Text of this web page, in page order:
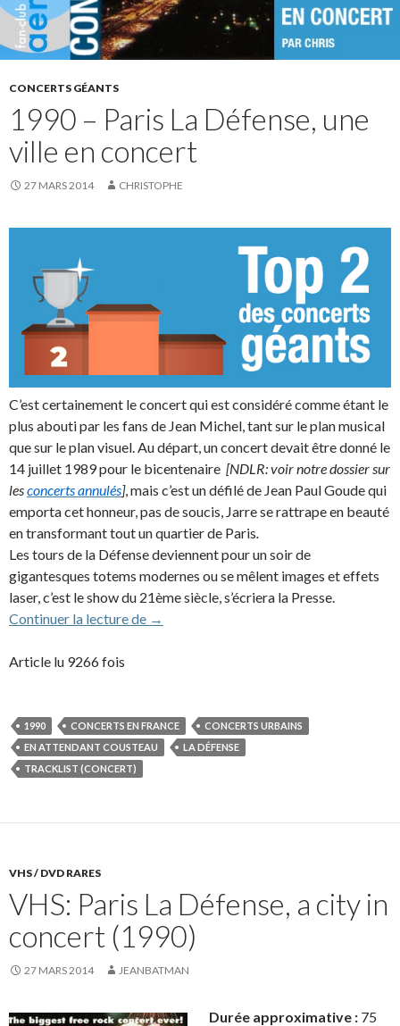
CONCERTS GÉANTS
1990 – Paris La Défense, une
ville en concert
27 MARS 2014 CHRISTOPHE
C’est certainement le concert qui est considéré comme étant le
plus abouti par les fans de Jean Michel, tant sur le plan musical
que sur le plan visuel. Au départ, un concert devait être donné le
14 juillet 1989 pour le bicentenaire [NDLR: voir notre dossier sur
lesconcerts annulés], mais c’est un défilé de Jean Paul Goude qui
emporta cet honneur, pas de soucis, Jarre se rattrape en beauté
en transformant tout un quartier de Paris
Les tours de la Défense deviennent pour un soir de
gigantesques totems modernes ou se mêlent images et effets
laser, c’est le show du 21ème siècle, s’écriera la Presse.
Continuer la lecture de
1990 – Paris La Défense, une ville en
→
Article lu 9266 fois
1990 CONCERTS EN FRANCE
CONCERTS URBAINS
EN ATTENDANT COUSTEAU
LA DÉFENSE
TRACKLIST (CONCERT)
VHS / DVD RARES
VHS: Paris La Défense, a city in
concert (1990)
27 MARS 2014 JEANBATMAN
Durée approximative : 75